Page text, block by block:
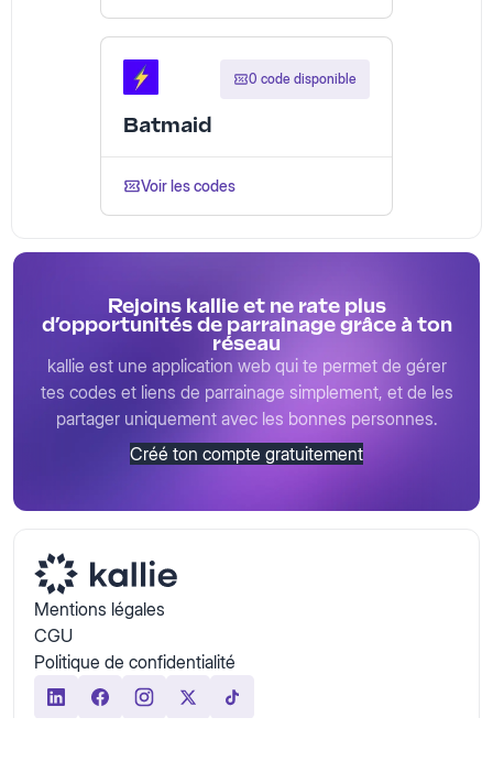
0 code disponible
Batmaid
Voir les codes
Rejoins kallie et ne rate plus
d’opportunités de parrainage grâce à ton
réseau
kallie est une application web qui te permet de gérer
tes codes et liens de parrainage simplement, et de les
partager uniquement avec les bonnes personnes.
Créé ton compte gratuitement
Mentions légales
CGU
Politique de confidentialité